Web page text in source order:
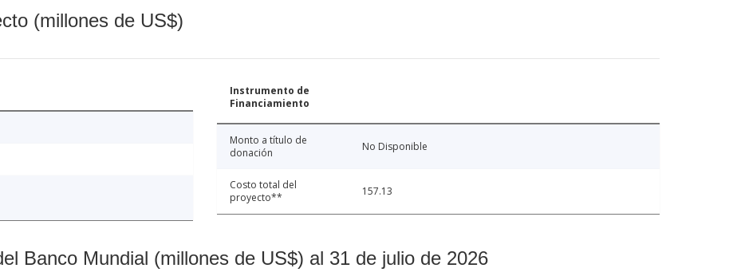
(millones de US$)
Instrumento de
Financiamiento
Monto a título de
donación
No Disponible
Costo total del
proyecto**
157.13
Banco Mundial (millones de US$) al 31 de julio de 2026